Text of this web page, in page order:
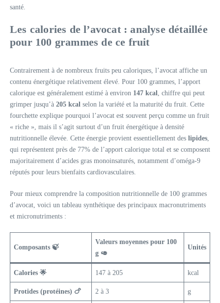
santé.
Les calories de l’avocat : analyse détaillée
pour 100 grammes de ce fruit
Contrairement à de nombreux fruits peu caloriques, l’avocat affiche un
contenu énergétique relativement élevé. Pour 100 grammes, l’apport
calorique est généralement estimé à environ 147 kcal, chiffre qui peut
grimper jusqu’à 205 kcal selon la variété et la maturité du fruit. Cette
fourchette explique pourquoi l’avocat est souvent perçu comme un fruit
« riche », mais il s’agit surtout d’un fruit énergétique à densité
nutritionnelle élevée. Cette énergie provient essentiellement des lipides,
qui représentent près de 77% de l’apport calorique total et se composent
majoritairement d’acides gras monoinsaturés, notamment d’oméga-9
réputés pour leurs bienfaits cardiovasculaires.
Pour mieux comprendre la composition nutritionnelle de 100 grammes
d’avocat, voici un tableau synthétique des principaux macronutriments
et micronutriments :
Composants 🍃
Valeurs moyennes pour 100
g 🥑
Unités
Calories 🌟 147 à 205 kcal
Protides (protéines) 🍗 2 à 3 g